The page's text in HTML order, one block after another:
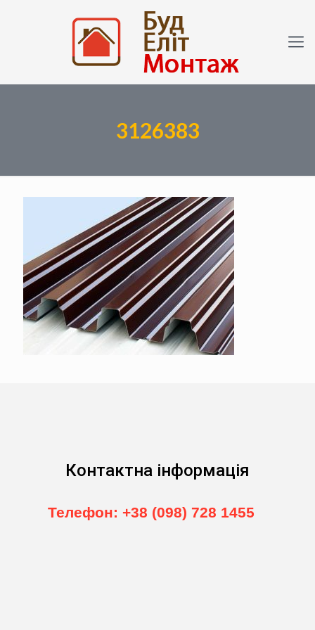
3126383
Контактна інформація
Телефон: +38 (098) 728 1455